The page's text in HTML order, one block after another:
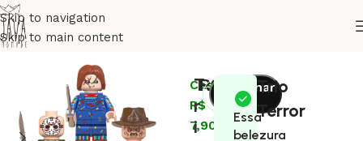
Skip to navigation
Skip to main content
Início Coleções Cinema
Cashback:
R$
7,90
T
r
i
R$ 79,00
Adicionar
ao
carrinho
Essa
belezura
Trio
Terror